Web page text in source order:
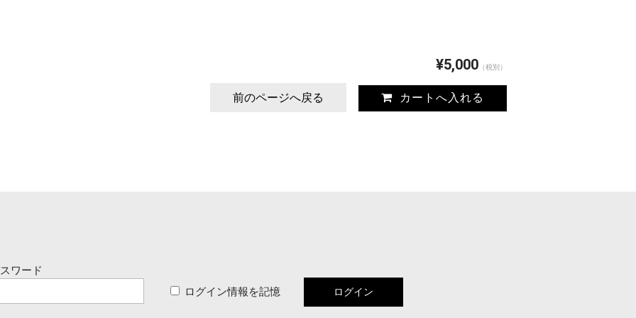
¥5,000 （税別）
前のページへ戻る
ワード
ログイン情報を記憶